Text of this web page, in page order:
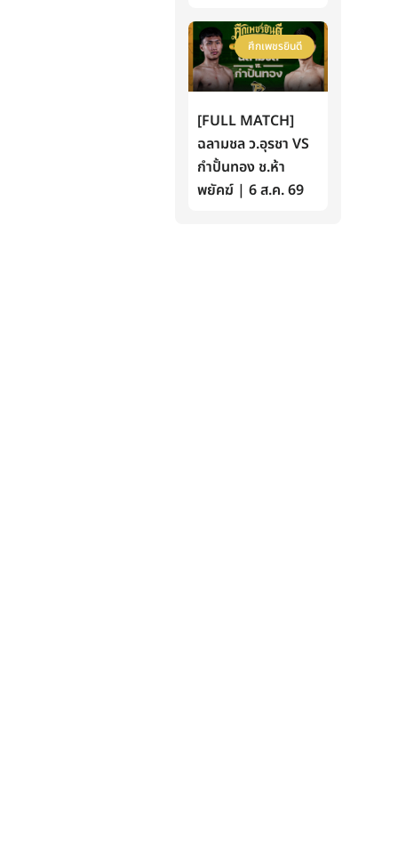
ศึกเพชรยินดี
[FULL MATCH]
ฉลามชล ว.อุรชา VS
กำปั้นทอง ช.ห้า
พยัคฆ์ | 6 ส.ค. 69